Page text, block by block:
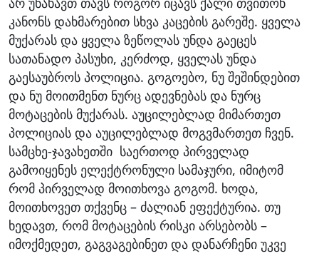
კანონს დახმარებით სხვა კაცების გარეშე. ყველა
მუქარას და ყველა ზეწოლას უნდა გაეცეს
სათანადო პასუხი, კერძოდ, ყველას უნდა
გაესაუბროს პოლიცია. გოგოებო, ნუ შეშინდებით
და ნუ მოითმენთ ნურც ადევნებას და ნურც
მოტაცების მუქარას. აუცილებლად მიმართეთ
პოლიციას და აუცილებლად მოგვმართეთ ჩვენ.
სამცხე-ჯავახეთში საერთოდ პირველად
გამოიყენეს ელექტრონული სამაჯური, იმიტომ
რომ პირველად მოითხოვა გოგომ. ხოდა,
მოითხოვეთ თქვენც – ძალიან ეფექტურია. თუ
ხედავთ, რომ მოტაცების რისკი არსებობს –
იმოქმედეთ, გაგვაგებინეთ და დანარჩენი უკვე